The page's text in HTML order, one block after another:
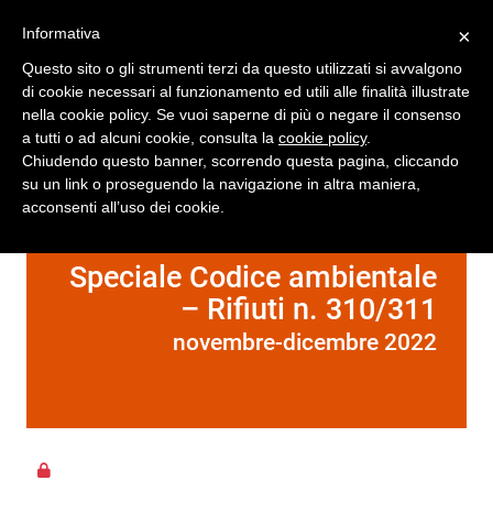
Accedi
Speciale Codice ambientale
– Rifiuti n. 310/311
novembre-dicembre 2022
×
Informativa
Questo sito o gli strumenti terzi da questo utilizzati si avvalgono
di cookie necessari al funzionamento ed utili alle finalità illustrate
nella cookie policy. Se vuoi saperne di più o negare il consenso
a tutti o ad alcuni cookie, consulta la cookie policy.
Chiudendo questo banner, scorrendo questa pagina, cliccando
su un link o proseguendo la navigazione in altra maniera,
acconsenti all’uso dei cookie.